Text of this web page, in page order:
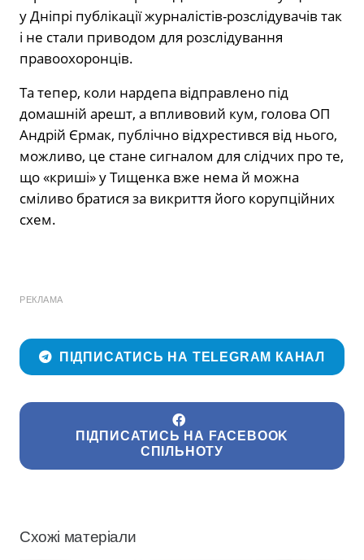
у Дніпрі публікації журналістів-розслідувачів так
і не стали приводом для розслідування
правоохоронців.
Та тепер, коли нардепа відправлено під
домашній арешт, а впливовий кум, голова ОП
Андрій Єрмак, публічно відхрестився від нього,
можливо, це стане сигналом для слідчих про те,
що «криші» у Тищенка вже нема й можна
сміливо братися за викриття його корупційних
схем.
РЕКЛАМА
ПІДПИСАТИСЬ НА TELEGRAM КАНАЛ
ПІДПИСАТИСЬ НА FACEBOOK
СПІЛЬНОТУ
Схожі матеріали